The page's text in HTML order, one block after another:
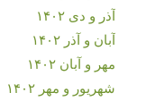
آذر و دی ۱۴۰۲
آبان و آذر ۱۴۰۲
مهر و آبان ۱۴۰۲
شهریور و مهر ۱۴۰۲